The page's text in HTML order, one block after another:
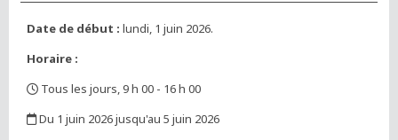
Date de début : lundi, 1 juin 2026.
Horaire :
Tous les jours, 9 h 00 - 16 h 00
Du 1 juin 2026 jusqu'au 5 juin 2026